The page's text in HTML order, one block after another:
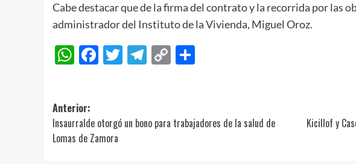
Cabe destacar que de la firma del contrato y la recorrida por las
administrador del Instituto de la Vivienda, Miguel Oroz.
WhatsApp
Facebook
Twitter
Telegram
Copy
Navegación
de
entradas
Anterior:
Insaurralde otorgó un bono para trabajadores de la salud de
Lomas de Zamora
Kicillof y